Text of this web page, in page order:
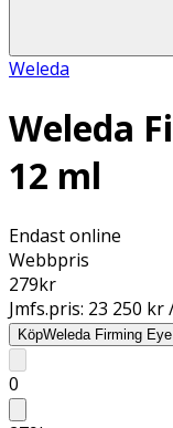
Weleda
Weleda
12 ml
Endast online
Webbpris
279kr
Jmfs.pris: 23 250 kr
KöpWeleda Firming
0